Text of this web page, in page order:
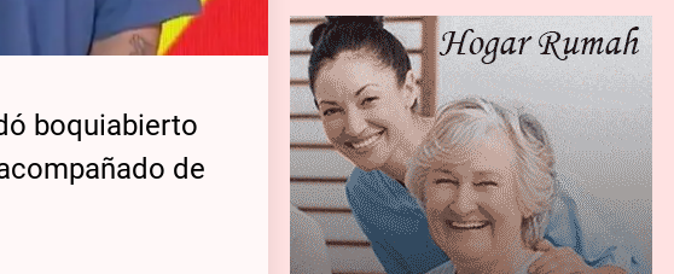
boquiabierto
de